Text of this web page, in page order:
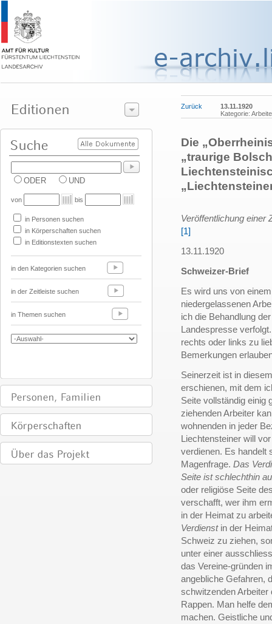
ODER UND
von bis
in Personen suchen
in Körperschaften suchen
in Editionstexten suchen
in den Kategorien suchen
in der Zeitleiste suchen
in Themen suchen
Zurück
13.11.1920
Kategorie:
Die
„traurige
Veröffentlichung einer
[1]
13.11.1920
Schweizer-Brief
Es wird uns von
niedergelassenen
ich die Behandlung
Landespresse
rechts oder links zu
Bemerkungen
Seinerzeit ist in
erschienen, mit dem
Seite vollständig einig
ziehenden Arbeiter
wohnenden in jeder
Liechtensteiner will
verdienen. Es handelt
Magenfrage. Das
Seite ist schlechthin
oder religiöse Seite
verschafft, wer ihm
in der Heimat zu
Verdienstin der
Schweiz zu ziehen,
unter einer
das Vereine-gründen
angebliche Gefahren,
schwitzenden Arbeiter
Rappen. Man helfe
machen. Geistliche